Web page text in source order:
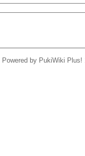
Powered by PukiWiki